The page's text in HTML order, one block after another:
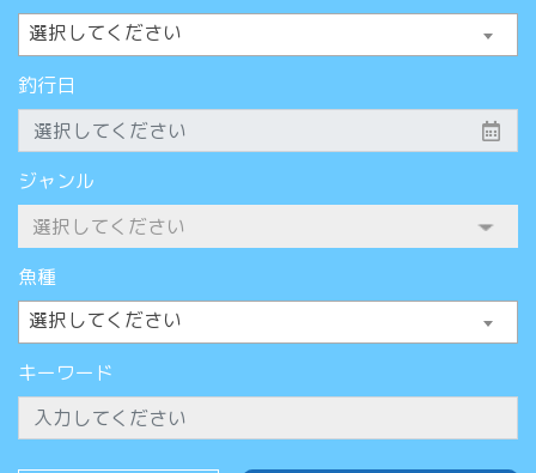
選択してください
釣行日
ジャンル
魚種
選択してください
キーワード